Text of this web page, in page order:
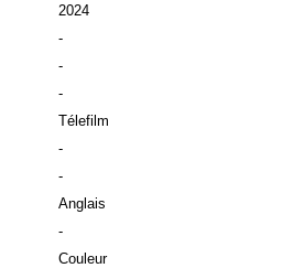
2024
-
-
-
Télefilm
-
-
Anglais
-
Couleur